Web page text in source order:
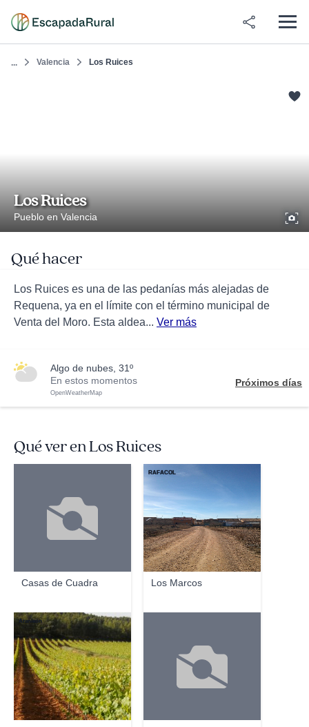
... Valencia Los Ruices
Los Ruices
Pueblo en Valencia
Qué hacer
Los Ruices es una de las pedanías más alejadas de
Requena, ya en el límite con el término municipal de
Venta del Moro. Esta aldea... Ver más
algo de nubes, 31º
En estos momentos
OpenWeatherMap
Próximos días
Qué ver en Los Ruices
Casas de Cuadra Los Marcos
RAFACOL
Aranleón